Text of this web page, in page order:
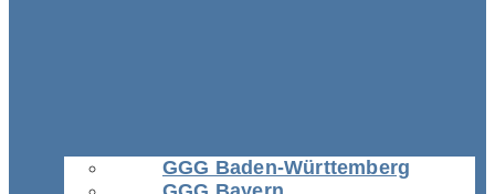
GGG Baden-Württemberg